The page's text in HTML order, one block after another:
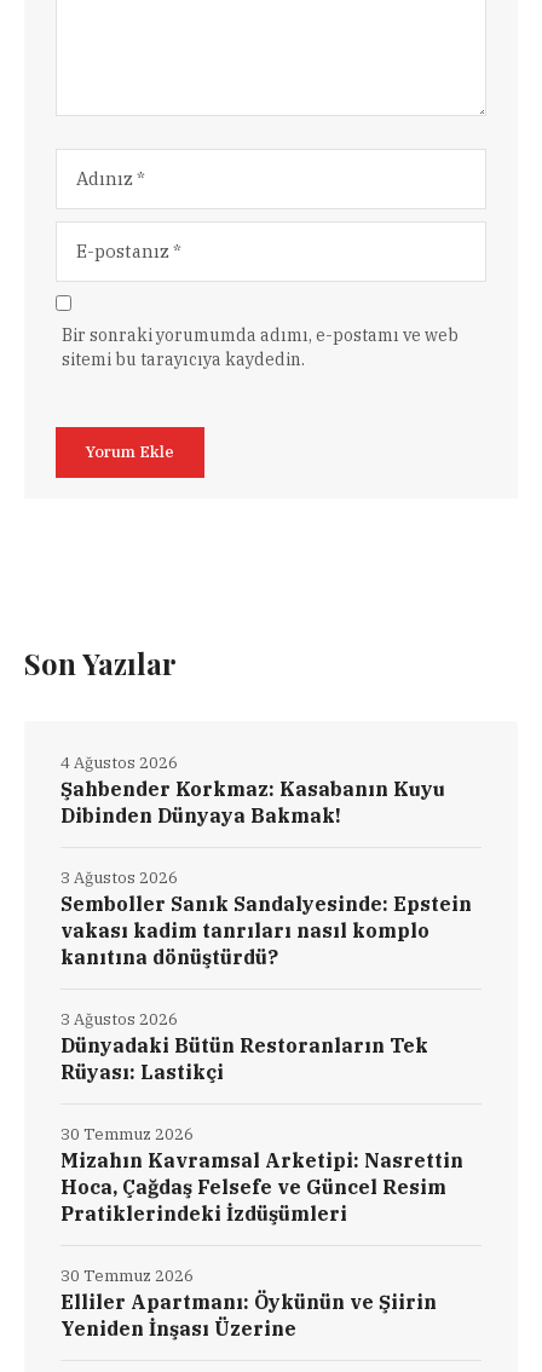
Bir sonraki yorumumda adımı, e-postamı ve web
sitemi bu tarayıcıya kaydedin.
Son Yazılar
Şahbender Korkmaz: Kasabanın Kuyu
Dibinden Dünyaya Bakmak!
4 Ağustos 2026
Semboller Sanık Sandalyesinde: Epstein
vakası kadim tanrıları nasıl komplo
kanıtına dönüştürdü?
3 Ağustos 2026
Dünyadaki Bütün Restoranların Tek
Rüyası: Lastikçi
3 Ağustos 2026
Mizahın Kavramsal Arketipi: Nasrettin
Hoca, Çağdaş Felsefe ve Güncel Resim
Pratiklerindeki İzdüşümleri
30 Temmuz 2026
Elliler Apartmanı: Öykünün ve Şiirin
Yeniden İnşası Üzerine
30 Temmuz 2026